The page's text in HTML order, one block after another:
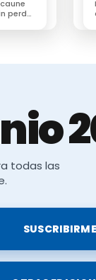
perder
todas las
SUSCRIBIRME